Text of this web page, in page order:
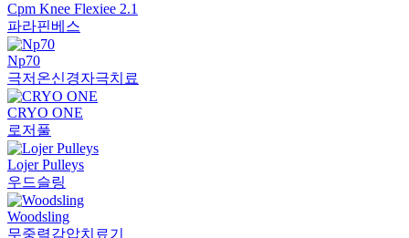
Cpm Knee Flexiee 2.1
파라핀베스
Np70
극저온신경자극치료
CRYO ONE
로저풀
Lojer Pulleys
우드슬링
Woodsling
무중력감압치료기